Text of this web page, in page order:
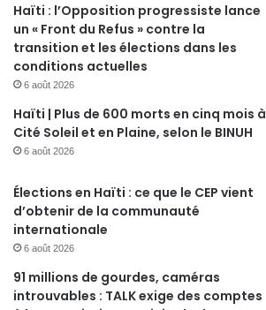
Haïti : l’Opposition progressiste lance
un « Front du Refus » contre la
transition et les élections dans les
conditions actuelles
6 août 2026
Haïti | Plus de 600 morts en cinq mois à
Cité Soleil et en Plaine, selon le BINUH
6 août 2026
Élections en Haïti : ce que le CEP vient
d’obtenir de la communauté
internationale
6 août 2026
91 millions de gourdes, caméras
introuvables : TALK exige des comptes